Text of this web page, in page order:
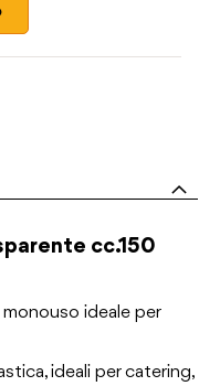
cc.150
ideale per
ideali per catering,